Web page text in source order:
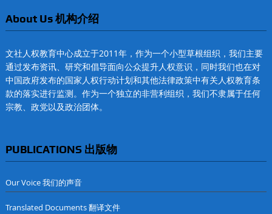
About Us 机构介绍
文社人权教育中心成立于2011年，作为一个小型草根组织，我们主要
通过发布资讯、研究和倡导面向公众提升人权意识，同时我们也在对
中国政府发布的国家人权行动计划和其他法律政策中有关人权教育条
款的落实进行监测。作为一个独立的非营利组织，我们不隶属于任何
宗教、政党以及政治团体。
PUBLICATIONS 出版物
Our Voice 我们的声音
Translated Documents 翻译文件